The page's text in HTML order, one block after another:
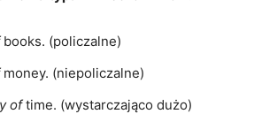
books. (policzalne)
money. (niepoliczalne)
oftime. (wystarczająco dużo)